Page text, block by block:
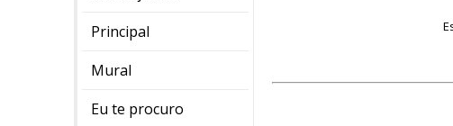
Principal
Mural
Eu te procuro